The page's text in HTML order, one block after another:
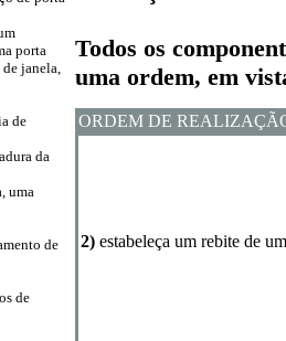
porta
de janela,
de
da
uma
de
de
Todos os
uma ordem, em
ORDEM DE
2) estabeleça um rebite de